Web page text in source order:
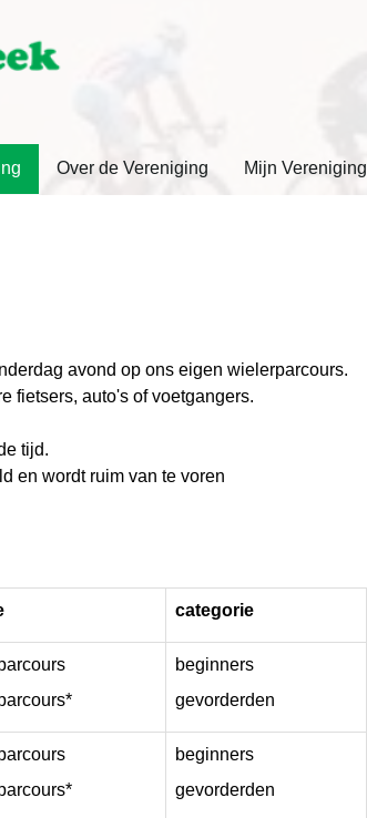
Over de Vereniging Mijn Vereniging
avond op ons eigen wielerparcours.
fietsers, auto's of voetgangers.
tijd.
en wordt ruim van te voren
categorie
beginners
gevorderden
beginners
gevorderden